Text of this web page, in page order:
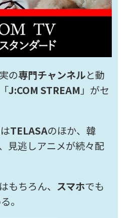
の専門チャンネルと動
J:COM STREAM」がセ
TELASAのほか、韓
見逃しアニメが続々配
もちろん、 スマホでも
。